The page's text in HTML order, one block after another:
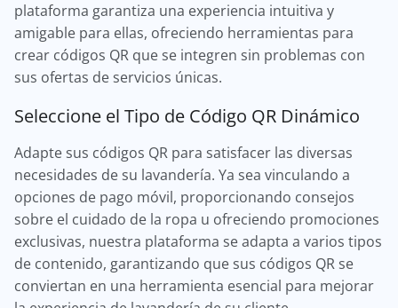
plataforma garantiza una experiencia intuitiva y
amigable para ellas, ofreciendo herramientas para
crear códigos QR que se integren sin problemas con
sus ofertas de servicios únicas.
Seleccione el Tipo de Código QR Dinámico
Adapte sus códigos QR para satisfacer las diversas
necesidades de su lavandería. Ya sea vinculando a
opciones de pago móvil, proporcionando consejos
sobre el cuidado de la ropa u ofreciendo promociones
exclusivas, nuestra plataforma se adapta a varios tipos
de contenido, garantizando que sus códigos QR se
conviertan en una herramienta esencial para mejorar